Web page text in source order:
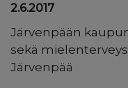
2.6.2017
Järvenpään
sekä
Järvenpää